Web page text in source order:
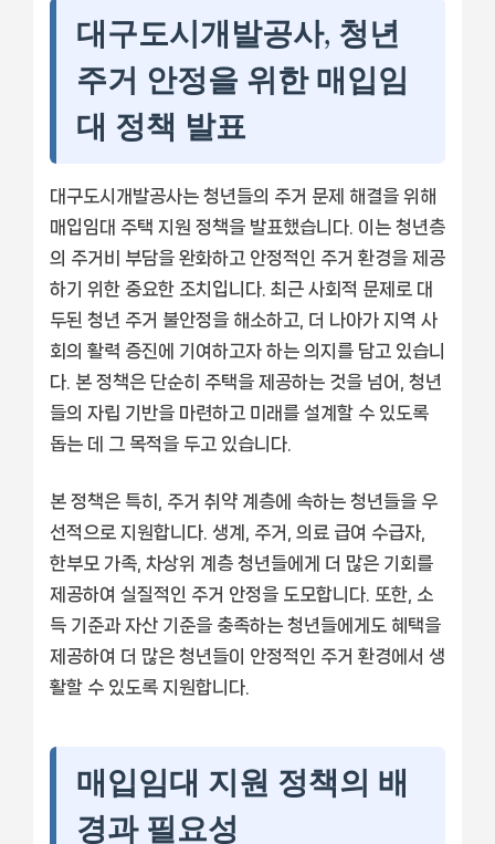
대구도시개발공사, 청년
주거 안정을 위한 매입임
대 정책 발표
대구도시개발공사는 청년들의 주거 문제 해결을 위해
매입임대 주택 지원 정책을 발표했습니다. 이는 청년층
의 주거비 부담을 완화하고 안정적인 주거 환경을 제공
하기 위한 중요한 조치입니다. 최근 사회적 문제로 대
두된 청년 주거 불안정을 해소하고, 더 나아가 지역 사
회의 활력 증진에 기여하고자 하는 의지를 담고 있습니
다. 본 정책은 단순히 주택을 제공하는 것을 넘어, 청년
들의 자립 기반을 마련하고 미래를 설계할 수 있도록
돕는 데 그 목적을 두고 있습니다.
본 정책은 특히, 주거 취약 계층에 속하는 청년들을 우
선적으로 지원합니다. 생계, 주거, 의료 급여 수급자,
한부모 가족, 차상위 계층 청년들에게 더 많은 기회를
제공하여 실질적인 주거 안정을 도모합니다. 또한, 소
득 기준과 자산 기준을 충족하는 청년들에게도 혜택을
제공하여 더 많은 청년들이 안정적인 주거 환경에서 생
활할 수 있도록 지원합니다.
매입임대 지원 정책의 배
경과 필요성